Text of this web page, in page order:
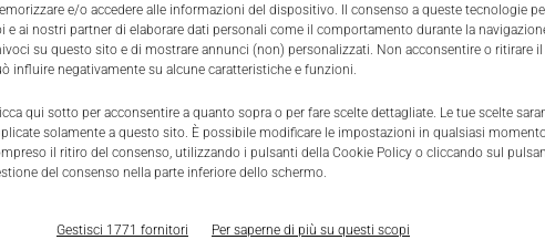
e/o accedere alle informazioni del dispositivo. Il consenso a queste tecnologie
e ai nostri partner di elaborare dati personali come il comportamento durante la
su questo sito e di mostrare annunci (non) personalizzati. Non acconsentire o ritirare
influire negativamente su alcune caratteristiche e funzioni.
qui sotto per acconsentire a quanto sopra o per fare scelte dettagliate. Le tue scelte
solamente a questo sito. È possibile modificare le impostazioni in qualsiasi
il ritiro del consenso, utilizzando i pulsanti della Cookie Policy o cliccando sul
del consenso nella parte inferiore dello schermo.
Gestisci 1771 fornitori Per saperne di più su questi scopi